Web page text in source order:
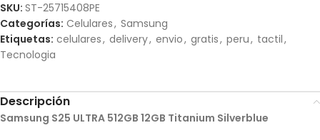
SKU: ST-25715408PE
Categorías: Celulares, Samsung
Etiquetas: celulares, delivery, envio, gratis, peru, tactil,
Tecnologia
Descripción
Samsung S25 ULTRA 512GB 12GB Titanium Silverblue